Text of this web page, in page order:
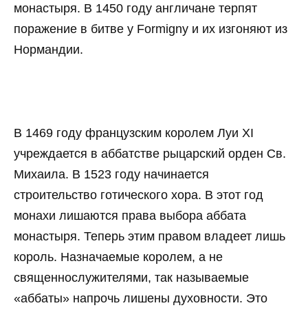
монастыря. В 1450 году англичане терпят
поражение в битве у Formigny и их изгоняют из
Нормандии.
В 1469 году французским королем Луи XI
учреждается в аббатстве рыцарский орден Св.
Михаила. В 1523 году начинается
строительство готического хора. В этот год
монахи лишаются права выбора аббата
монастыря. Теперь этим правом владеет лишь
король. Назначаемые королем, а не
священнослужителями, так называемые
«аббаты» напрочь лишены духовности. Это